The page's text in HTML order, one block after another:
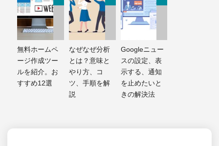
無料ホームペ
ージ作成ツー
ルを紹介。お
すすめ12選
なぜなぜ分析
とは？意味と
やり方、コ
ツ、手順を解
説
Googleニュー
スの設定、表
示する、通知
を止めたいと
きの解決法